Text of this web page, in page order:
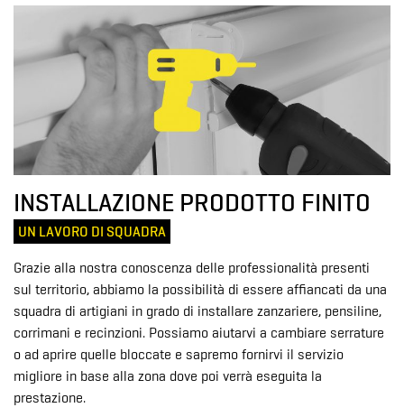
INSTALLAZIONE PRODOTTO FINITO
UN LAVORO DI SQUADRA
Grazie alla nostra conoscenza delle professionalità presenti
sul territorio, abbiamo la possibilità di essere affiancati da una
squadra di artigiani in grado di installare zanzariere, pensiline,
corrimani e recinzioni. Possiamo aiutarvi a cambiare serrature
o ad aprire quelle bloccate e sapremo fornirvi il servizio
migliore in base alla zona dove poi verrà eseguita la
prestazione.